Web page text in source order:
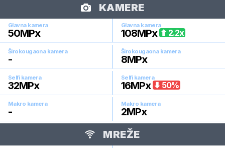
KAMERE
Glavna kamera
50MPx
Glavna kamera
108MPx 2.2x
Širokougaona kamera
-
Širokougaona kamera
8MPx
Selfi kamera
32MPx
Selfi kamera
16MPx 50%
Makro kamera
-
Makro kamera
2MPx
MREŽE